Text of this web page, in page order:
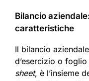
Bilancio
caratteristiche
Il bilancio
d’esercizio o
sheet, è l’insieme